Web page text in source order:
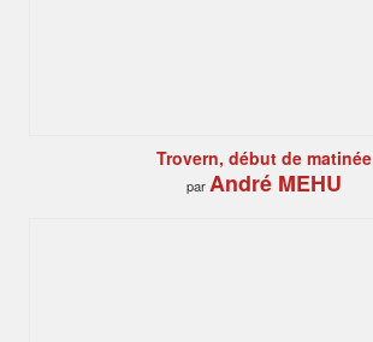
Trovern, début de matinée
parAndré MEHU